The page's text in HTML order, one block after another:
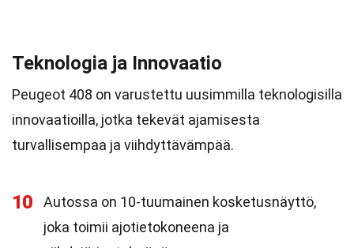
Teknologia ja Innovaatio
Peugeot 408 on varustettu uusimmilla teknologisilla
innovaatioilla, jotka tekevät ajamisesta
turvallisempaa ja viihdyttävämpää.
10
Autossa on 10-tuumainen kosketusnäyttö,
joka toimii ajotietokoneena ja